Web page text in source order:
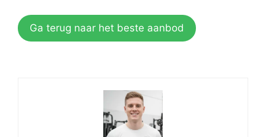
Ga terug naar het beste aanbod